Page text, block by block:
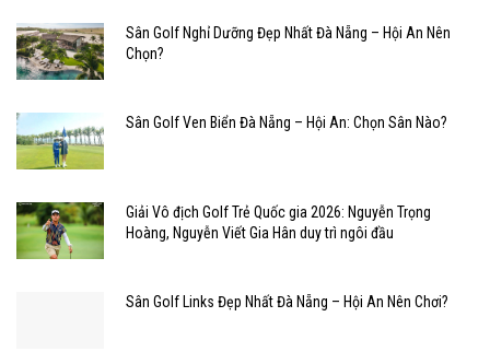
Sân Golf Nghỉ Dưỡng Đẹp Nhất Đà Nẵng – Hội An Nên
Chọn?
Sân Golf Ven Biển Đà Nẵng – Hội An: Chọn Sân Nào?
Giải Vô địch Golf Trẻ Quốc gia 2026: Nguyễn Trọng
Hoàng, Nguyễn Viết Gia Hân duy trì ngôi đầu
Sân Golf Links Đẹp Nhất Đà Nẵng – Hội An Nên Chơi?